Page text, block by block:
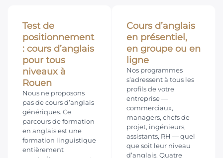
Test de
positionnement
: cours d’anglais
pour tous
niveaux à
Rouen
Nous ne proposons
pas de cours d’anglais
génériques. Ce
parcours de formation
en anglais est une
formation linguistique
entièrement
Cours d’anglais
en présentiel,
en groupe ou en
ligne
Nos programmes
s’adressent à tous les
profils de votre
entreprise —
commerciaux,
managers, chefs de
projet, ingénieurs,
assistants, RH — quel
que soit leur niveau
d’anglais. Quatre